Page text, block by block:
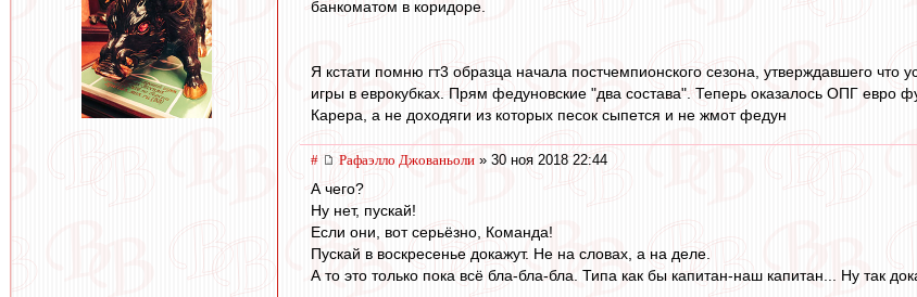
банкоматом в коридоре.
Я кстати помню гт3 образца начала постчемпионского сезона, утверждавшего
игры в еврокубках. Прям федуновские "два состава". Теперь оказалось ОПГ евро
Карера, а не доходяги из которых песок сыпется и не жмот федун
# Рафаэлло Джованьоли » 30 ноя 2018 22:44
А чего?
Ну нет, пускай!
Если они, вот серьёзно, Команда!
Пускай в воскресенье докажут. Не на словах, а на деле.
А то это только пока всё бла-бла-бла. Типа как бы капитан-наш капитан... Ну так